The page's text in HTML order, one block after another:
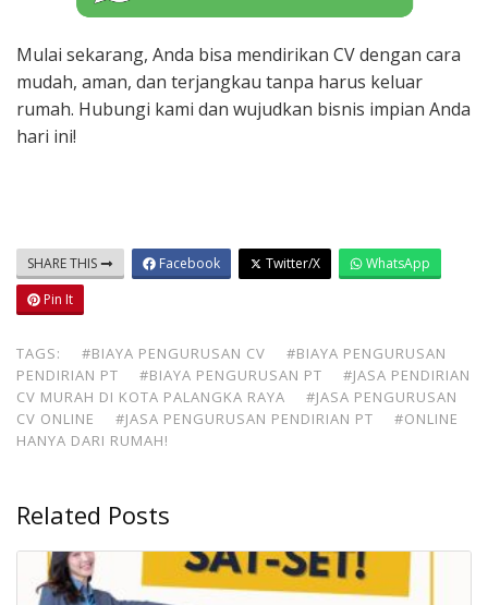
Mulai sekarang, Anda bisa mendirikan CV dengan cara
mudah, aman, dan terjangkau tanpa harus keluar
rumah. Hubungi kami dan wujudkan bisnis impian Anda
hari ini!
SHARE THIS Facebook Twitter/X
WhatsApp
Pin It
TAGS: #BIAYA PENGURUSAN CV
#BIAYA PENGURUSAN
PENDIRIAN PT
#BIAYA PENGURUSAN PT
#JASA PENDIRIAN
CV MURAH DI KOTA PALANGKA RAYA
#JASA PENGURUSAN
CV ONLINE
#JASA PENGURUSAN PENDIRIAN PT
#ONLINE
HANYA DARI RUMAH!
Related Posts